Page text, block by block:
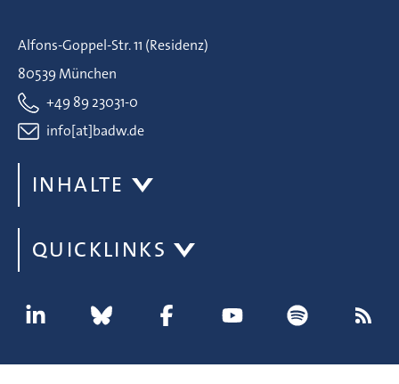
Alfons-Goppel-Str. 11 (Residenz)
80539 München
+49 89 23031-0
info[at]badw.de
INHALTE
QUICKLINKS